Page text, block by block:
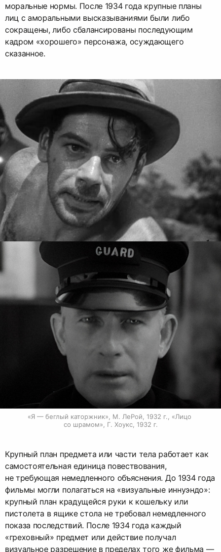
моральные нормы. После 1934 года крупные планы
лиц с аморальными высказываниями были либо
сокращены, либо сбалансированы последующим
кадром «хорошего» персонажа, осуждающего
сказанное.
«Я — беглый каторжник», М. ЛеРой, 1932 г., «Лицо
со шрамом», Г. Хоукс, 1932 г.
Крупный план предмета или части тела работает как
самостоятельная единица повествования,
не требующая немедленного объяснения. До 1934 года
фильмы могли полагаться на «визуальные иннуэндо»:
крупный план крадущейся руки к кошельку или
пистолета в ящике стола не требовал немедленного
показа последствий. После 1934 года каждый
«греховный» предмет или действие получал
визуальное разрешение в пределах того же фильма —